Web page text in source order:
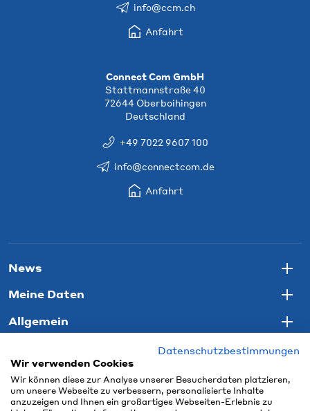
info@ccm.ch
Anfahrt
Connect Com GmbH
Stattmannstraße 40
72644 Oberboihingen
Deutschland
+49 7022 9607 100
info@connectcom.de
Anfahrt
News
Meine Daten
Allgemein
Datenschutzbestimmungen
Wir verwenden Cookies
Wir können diese zur Analyse unserer Besucherdaten platzieren,
um unsere Webseite zu verbessern, personalisierte Inhalte
anzuzeigen und Ihnen ein großartiges Webseiten-Erlebnis zu